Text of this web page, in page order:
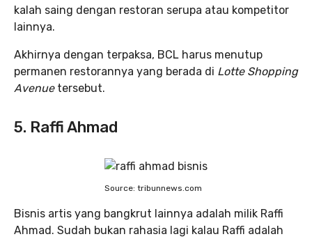
kalah saing dengan restoran serupa atau kompetitor
lainnya.
Akhirnya dengan terpaksa, BCL harus menutup
permanen restorannya yang berada di Lotte Shopping
Avenue tersebut.
5. Raffi Ahmad
Source: tribunnews.com
Bisnis artis yang bangkrut lainnya adalah milik Raffi
Ahmad. Sudah bukan rahasia lagi kalau Raffi adalah